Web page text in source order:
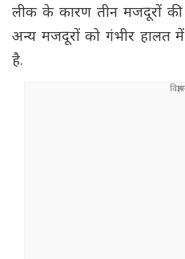
लीक के कारण तीन मजदूरों की
अन्य मजदूरों को गंभीर हालत
है.